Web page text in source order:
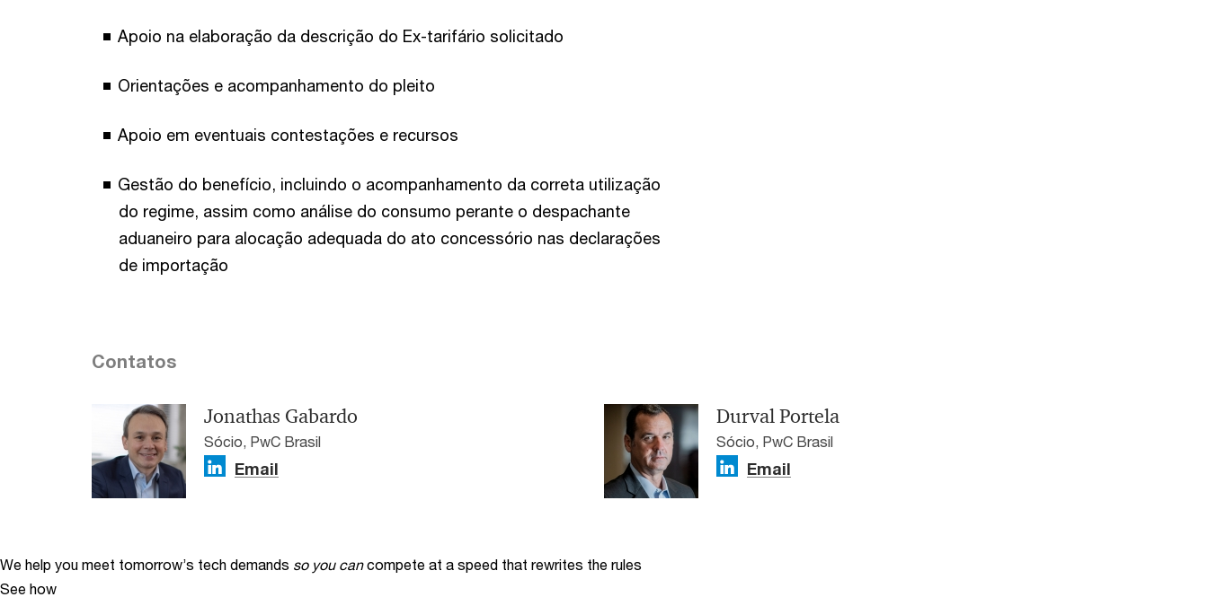
Apoio na elaboração da descrição do Ex-tarifário solicitado
Orientações e acompanhamento do pleito
Apoio em eventuais contestações e recursos
Gestão do benefício, incluindo o acompanhamento da correta utilização
do regime, assim como análise do consumo perante o despachante
aduaneiro para alocação adequada do ato concessório nas declarações
de importação
Contatos
Jonathas Gabardo
Sócio, PwC Brasil
Email
Durval Portela
Sócio, PwC Brasil
Email
We help you meet tomorrow’s tech demands so you can compete at a speed that rewrites the rules
See how